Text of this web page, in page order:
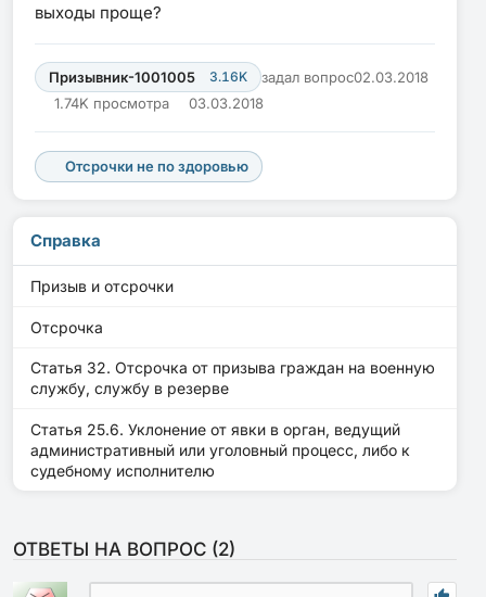
выходы проще?
Призывник-1001005 3.16K задал вопрос02.03.2018
1.74K просмотра
03.03.2018
Отсрочки не по здоровью
Справка
Призыв и отсрочки
Отсрочка
Статья 32. Отсрочка от призыва граждан на военную
службу, службу в резерве
Статья 25.6. Уклонение от явки в орган, ведущий
административный или уголовный процесс, либо к
судебному исполнителю
ОТВЕТЫ НА ВОПРОС (2)